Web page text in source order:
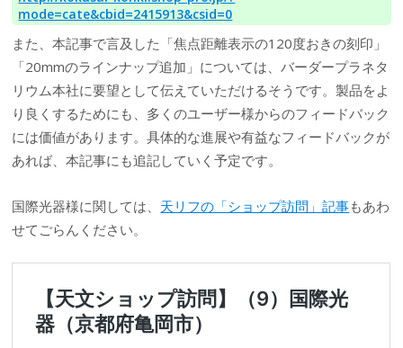
mode=cate&cbid=2415913&csid=0
また、本記事で言及した「焦点距離表示の120度おきの刻印」
「20mmのラインナップ追加」については、バーダープラネタ
リウム本社に要望として伝えていただけるそうです。製品をよ
り良くするためにも、多くのユーザー様からのフィードバック
には価値があります。具体的な進展や有益なフィードバックが
あれば、本記事にも追記していく予定です。
国際光器様に関しては、 天リフの「ショップ訪問」記事もあわ
せてごらんください。